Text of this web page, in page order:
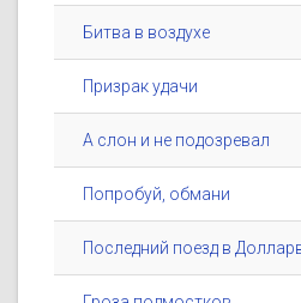
Битва в воздухе
Призрак удачи
А слон и не подозревал
Попробуй, обмани
Последний поезд в